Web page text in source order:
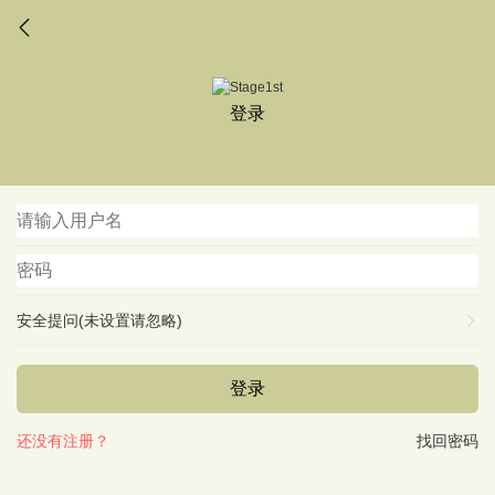
登录
安全提问(未设置请忽略)
登录
找回密码
还没有注册？